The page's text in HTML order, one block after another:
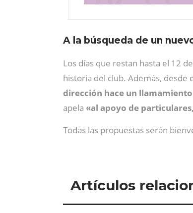
A la búsqueda de un
Los días que restan hasta el 12
historia del club. Además,
dirección hace un
apela «al apoyo de
Todas las propuestas serán
Artículos